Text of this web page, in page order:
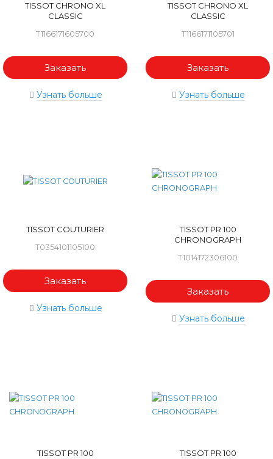
TISSOT CHRONO XL
CLASSIC
T1166171605700
Заказать
Узнать больше
TISSOT CHRONO XL
CLASSIC
T1166171105701
Заказать
Узнать больше
TISSOT COUTURIER
T0354101105100
Заказать
Узнать больше
TISSOT PR 100
CHRONOGRAPH
T1014172306100
Заказать
Узнать больше
TISSOT PR 100
TISSOT PR 100